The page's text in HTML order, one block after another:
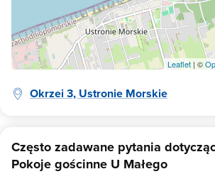
Leaflet | ©
Okrzei 3, Ustronie Morskie
Często zadawane pytania
Pokoje gościnne U Małego